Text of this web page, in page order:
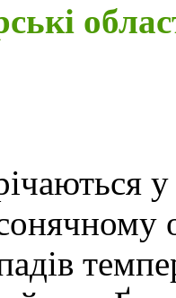
у